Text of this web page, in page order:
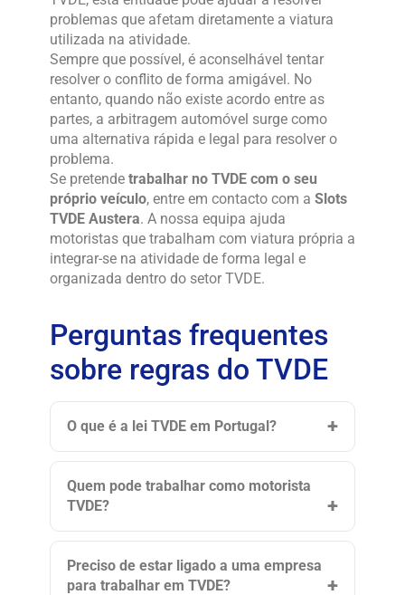
problemas que afetam diretamente a viatura
utilizada na atividade.
Sempre que possível, é aconselhável tentar
resolver o conflito de forma amigável. No
entanto, quando não existe acordo entre as
partes, a arbitragem automóvel surge como
uma alternativa rápida e legal para resolver o
problema.
Se pretende trabalhar no TVDE com o seu
próprio veículo, entre em contacto com a Slots
TVDE Austera. A nossa equipa ajuda
motoristas que trabalham com viatura própria a
integrar-se na atividade de forma legal e
organizada dentro do setor TVDE.
Perguntas frequentes
sobre regras do TVDE
O que é a lei TVDE em Portugal?
Quem pode trabalhar como motorista
TVDE?
Preciso de estar ligado a uma empresa
para trabalhar em TVDE?